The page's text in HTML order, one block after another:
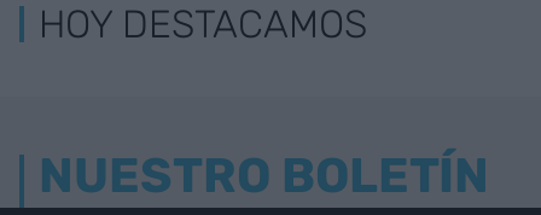
HOY DESTACAMOS
NUESTRO BOLETÍN